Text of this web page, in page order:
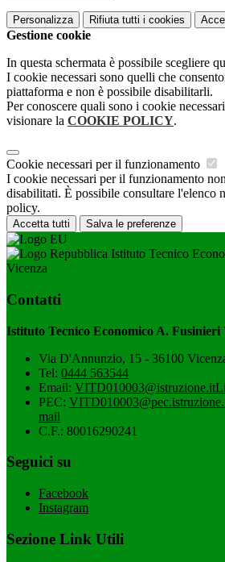
Personalizza Rifiuta tutti i cookies
Gestione cookie
In questa schermata è possibile scegliere
I cookie necessari sono quelli che
piattaforma e non è possibile disabilitarli.
Per conoscere quali sono i cookie
visionare la COOKIE POLICY.
Cookie necessari per il funzionamento
I cookie necessari per il funzionamento
disabilitati. È possibile consultare l'elenco
policy.
Accetta tutti Salva le preferenze
Istituto Tecnico
Vicenza
Contatti
Istituto Tecnico Economico A. Fusinieri
Via D'Annunzio, 15 - 36100
Tel: 0444 563544
Email: VITD010003@istruzione.it
PEC:
mail
C.F.: 80016290241
Seguici su
Facebook
Instagram
Sezione Link Utili